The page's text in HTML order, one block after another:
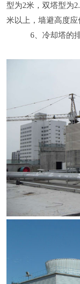
型为2米，双塔型为
米以上，墙避高度应
6、冷却塔的